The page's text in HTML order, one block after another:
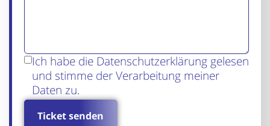
Ich habe die Datenschutzerklärung gelesen
und stimme der Verarbeitung meiner
Daten zu.
Ticket senden